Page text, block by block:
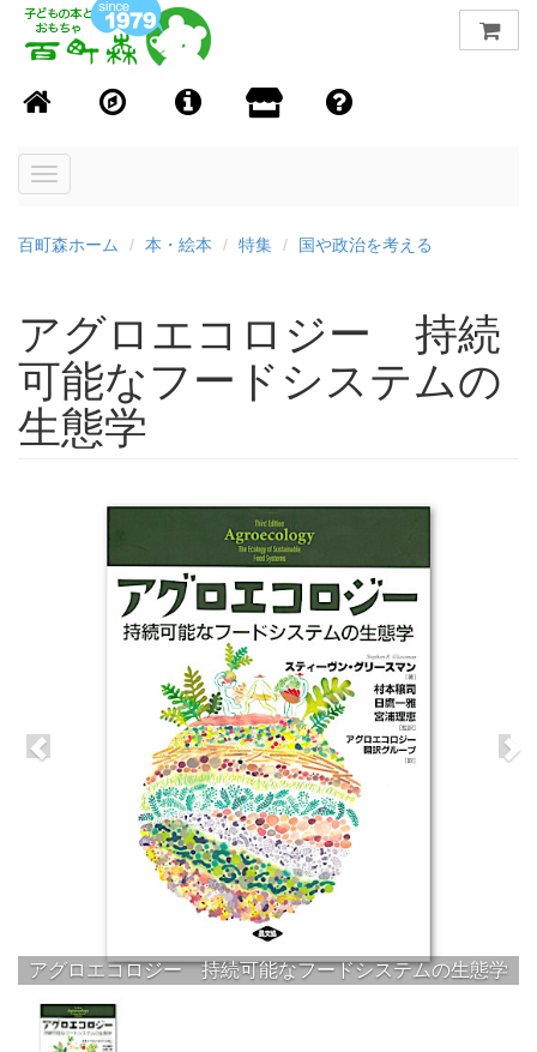
Toggle
百町森ホーム 本・絵本 特集 国や政治を考える
アグロエコロジー 持続
可能なフードシステムの
生態学
アグロエコロジー 持続可能なフードシステムの生態学